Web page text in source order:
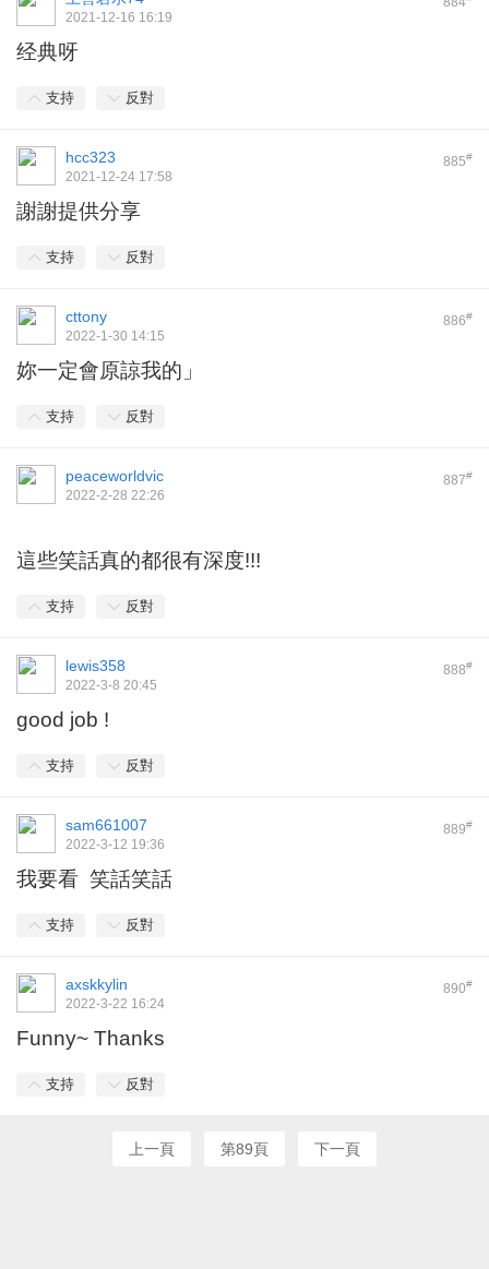
2021-12-16 16:19
经典呀
支持 反對
885#
hcc323
2021-12-24 17:58
謝謝提供分享
支持 反對
886#
cttony
2022-1-30 14:15
妳一定會原諒我的」
支持 反對
887#
peaceworldvic
2022-2-28 22:26
這些笑話真的都很有深度!!!
支持 反對
888#
lewis358
2022-3-8 20:45
good job !
支持 反對
889#
sam661007
2022-3-12 19:36
我要看 笑話笑話
支持 反對
890#
axskkylin
2022-3-22 16:24
Funny~ Thanks
支持 反對
上一頁 第89頁 下一頁